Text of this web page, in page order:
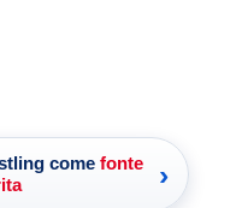
come fonte
›